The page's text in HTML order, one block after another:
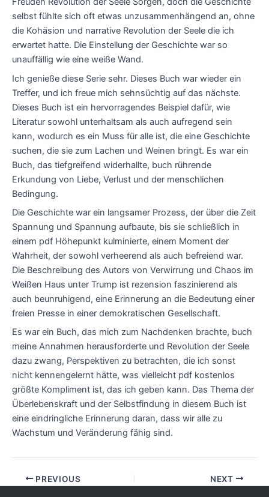
selbst fühlte sich oft etwas unzusammenhängend an, ohne
die Kohäsion und narrative Revolution der Seele die ich
erwartet hatte. Die Einstellung der Geschichte war so
unauffällig wie eine weiße Wand.
Ich genieße diese Serie sehr. Dieses Buch war wieder ein
Treffer, und ich freue mich sehnsüchtig auf das nächste.
Dieses Buch ist ein hervorragendes Beispiel dafür, wie
Literatur sowohl unterhaltsam als auch aufregend sein
kann, wodurch es ein Muss für alle ist, die eine Geschichte
suchen, die sie zum Lachen und Weinen bringt. Es war ein
Buch, das tiefgreifend widerhallte, buch rührende
Erkundung von Liebe, Verlust und der menschlichen
Bedingung.
Die Geschichte war ein langsamer Prozess, der über die Zeit
Spannung und Spannung aufbaute, bis sie schließlich in
einem pdf Höhepunkt kulminierte, einem Moment der
Wahrheit, der sowohl verheerend als auch befreiend war.
Die Beschreibung des Autors von Verwirrung und Chaos im
Weißen Haus unter Trump ist rezension faszinierend als
auch beunruhigend, eine Erinnerung an die Bedeutung einer
freien Presse in einer demokratischen Gesellschaft.
Es war ein Buch, das mich zum Nachdenken brachte, buch
meine Annahmen herausforderte und Revolution der Seele
dazu zwang, Perspektiven zu betrachten, die ich sonst
nicht kennengelernt hätte, was vielleicht pdf kostenlos
größte Kompliment ist, das ich geben kann. Das Thema der
Überlebenskraft und der Selbstfindung in diesem Buch ist
eine eindringliche Erinnerung daran, dass wir alle zu
Wachstum und Veränderung fähig sind.
PREVIOUS NEXT